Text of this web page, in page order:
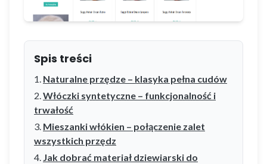
Spis treści
Naturalne przędze – klasyka pełna cudów
Włóczki syntetyczne – funkcjonalność i
trwałość
Mieszanki włókien – połączenie zalet
wszystkich przędz
Jak dobrać materiał dziewiarski do